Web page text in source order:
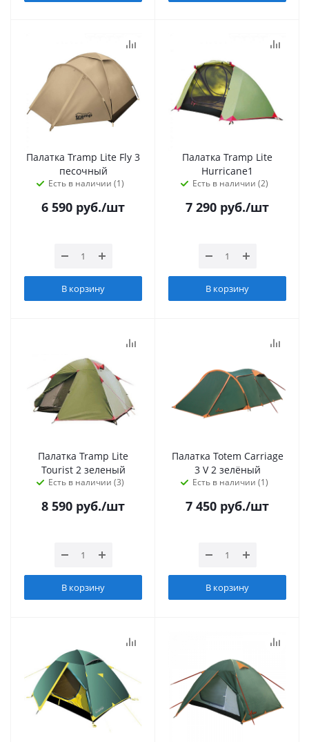
Палатка Tramp Lite Fly 3
песочный
Есть в наличии (1)
6 590 руб./шт
В корзину
Палатка Tramp Lite
Hurricane1
Есть в наличии (2)
7 290 руб./шт
В корзину
Палатка Tramp Lite
Tourist 2 зеленый
Есть в наличии (3)
8 590 руб./шт
В корзину
Палатка Totem Carriage
3 V 2 зелёный
Есть в наличии (1)
7 450 руб./шт
В корзину